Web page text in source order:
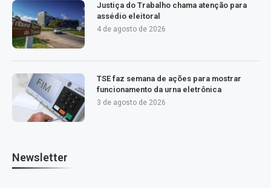
Justiça do Trabalho chama atenção para
assédio eleitoral
4 de agosto de 2026
TSE faz semana de ações para mostrar
funcionamento da urna eletrônica
3 de agosto de 2026
Newsletter